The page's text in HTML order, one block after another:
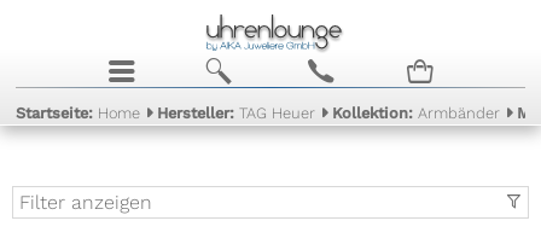
j b c n
Startseite: Home Hersteller:TAG Heuer Kollektion: Armbänder
t
Filter anzeigen